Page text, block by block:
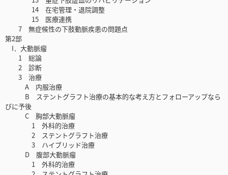
14 在宅管理・退院調整
15 医療連携
7 無症候性の下肢動脈疾患の問題点
第2部
I．大動脈瘤
1 総論
2 診断
3 治療
A 内服治療
B ステントグラフト治療の基本的な考え方とフォローアップなら
びに予後
C 胸部大動脈瘤
1 外科的治療
2 ステントグラフト治療
3 ハイブリッド治療
D 腹部大動脈瘤
1 外科的治療